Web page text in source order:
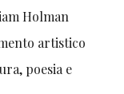
Holman
artistico
poesia e